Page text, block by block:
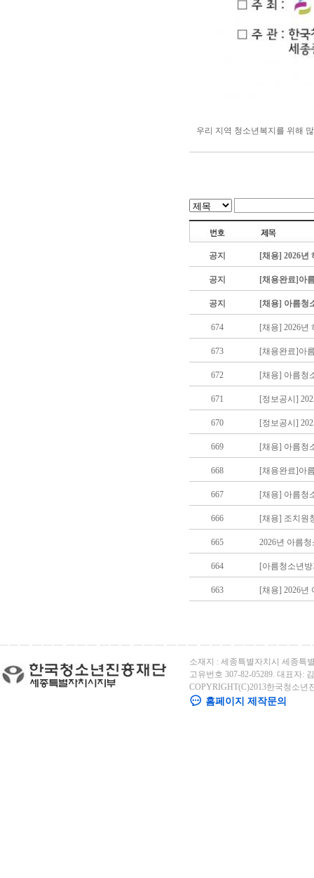
우리 지역 청소년복지를 위해
공지 [채용] 2026년
공지 [채용완료]아
공지 [채용] 아름청
674 [채용] 2026년
673 [채용완료]아
672 [채용] 아름청
671 [정보공시]
670 [정보공시]
669 [채용] 아름청
668 [채용완료]아
667 [채용] 아름청
666 [채용] 조치원
665 2026년 아름
664 [아름청소년
663 [채용] 2026년
소재지 : 세종특별자치시 세종특
고유번호 307-82-05289. 대표자:
COPYRIGHT(C)2013한국청소년
홈페이지 제작문의